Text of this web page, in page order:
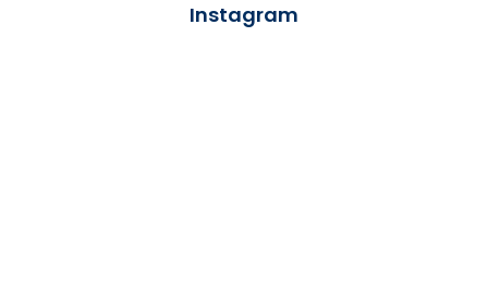
Arquebisbat de Barcelona
Instagram